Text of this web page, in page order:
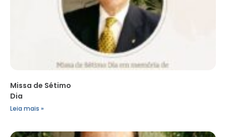
Missa de Sétimo
Dia
Leia mais »